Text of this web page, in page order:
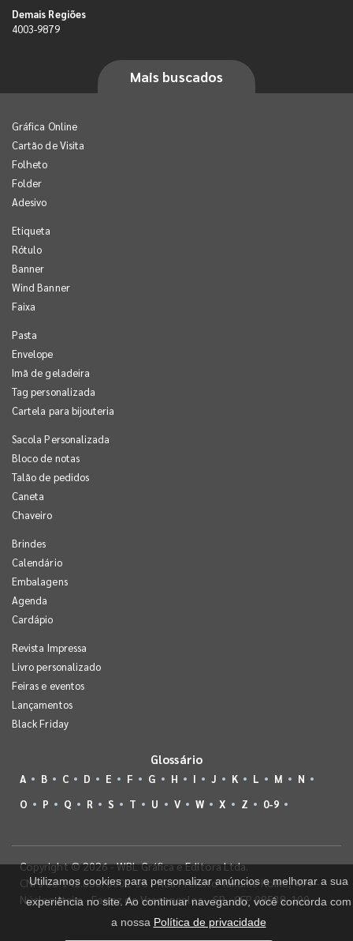
Demais Regiões
4003-9879
Mais buscados
Gráfica Online
Cartão de Visita
Folheto
Folder
Adesivo
Etiqueta
Rótulo
Banner
Wind Banner
Faixa
Pasta
Envelope
Imã de geladeira
Tag personalizada
Cartela para bijouteria
Sacola Personalizada
Bloco de notas
Talão de pedidos
Caneta
Chaveiro
Brindes
Calendário
Embalagens
Agenda
Cardápio
Revista Impressa
Livro personalizado
Feiras e eventos
Lançamentos
Black Friday
Glossário
A B C D E F G H I J K L M
N
O
P Q R S T U V W X Z 0-9
Copyright © 2026 - WBL Gráfica e Editora Ltda.
CNPJ 08.142.850/0001-36 - Rua Prefeito Takume Koike, 499 -
Núcleo Itaim - Ferraz de Vasconcelos - SP - CEP 08538-100
Utilizamos cookies para personalizar anúncios e melhorar a sua
experiência no site. Ao continuar navegando, você concorda com
a nossa Política de privacidade